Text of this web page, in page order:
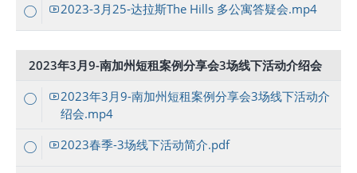
2023-3月25-达拉斯The Hills 多公寓答疑会.mp4
2023年3月9-南加州短租案例分享会3场线下活动介绍会
2023年3月9-南加州短租案例分享会3场线下活动介
绍会.mp4
2023春季-3场线下活动简介.pdf